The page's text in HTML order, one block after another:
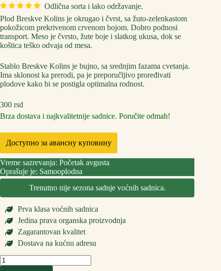
Odlična sorta i lako održavanje.
Plod Breskve Kolins je okrugao i čvrst, sa žuto-zelenkastom
pokožicom prekrivenom crvenom bojom. Dobro podnosi
transport. Meso je čvrsto, žute boje i slatkog ukusa, dok se
koštica teško odvaja od mesa.
Stablo Breskve Kolins je bujno, sa srednjim fazama cvetanja.
Ima sklonost ka prerodi, pa je preporučljivo proređivati
plodove kako bi se postigla optimalna rodnost.
300 rsd
Brza dostava i najkvalitetnije sadnice. Poručite odmah!
Доступно за авансну куповину
Vreme sazrevanja: Početak avgusta
Oprašuje je: Samooplodna
Trenutno nije sezona sadnje voćnih sadnica.
Prva klasa voćnih sadnica
Jedina prava organska proizvodnja
Zagarantovan kvalitet
Dostava na kućnu adresu
Sadnice
Breskve